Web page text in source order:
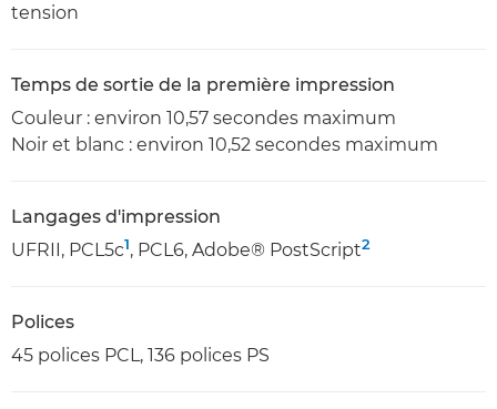
tension
Temps de sortie de la première impression
Couleur : environ 10,57 secondes maximum
Noir et blanc : environ 10,52 secondes maximum
Langages d'impression
UFRII, PCL5c1, PCL6, Adobe® PostScript2
Polices
45 polices PCL, 136 polices PS